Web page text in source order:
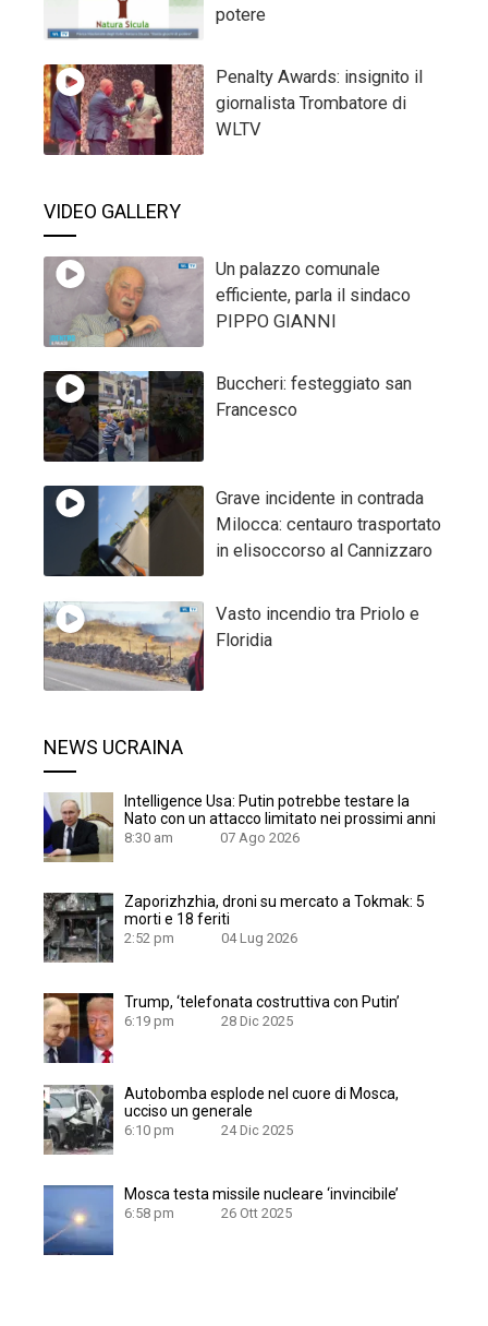
potere
Penalty Awards: insignito il
giornalista Trombatore di
WLTV
VIDEO GALLERY
Un palazzo comunale
efficiente, parla il sindaco
PIPPO GIANNI
Buccheri: festeggiato san
Francesco
Grave incidente in contrada
Milocca: centauro trasportato
in elisoccorso al Cannizzaro
Vasto incendio tra Priolo e
Floridia
NEWS UCRAINA
Intelligence Usa: Putin potrebbe testare la
Nato con un attacco limitato nei prossimi anni
8:30 am 07 Ago 2026
Zaporizhzhia, droni su mercato a Tokmak: 5
morti e 18 feriti
2:52 pm 04 Lug 2026
Trump, ‘telefonata costruttiva con Putin’
6:19 pm 28 Dic 2025
Autobomba esplode nel cuore di Mosca,
ucciso un generale
6:10 pm 24 Dic 2025
Mosca testa missile nucleare ‘invincibile’
6:58 pm 26 Ott 2025